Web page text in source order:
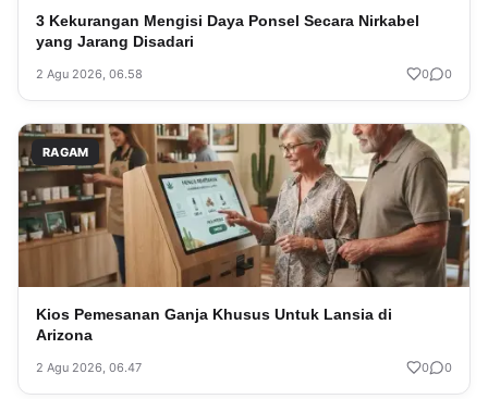
3 Kekurangan Mengisi Daya Ponsel Secara Nirkabel
yang Jarang Disadari
2 Agu 2026, 06.58 0 0
RAGAM
Kios Pemesanan Ganja Khusus Untuk Lansia di
Arizona
2 Agu 2026, 06.47 0 0